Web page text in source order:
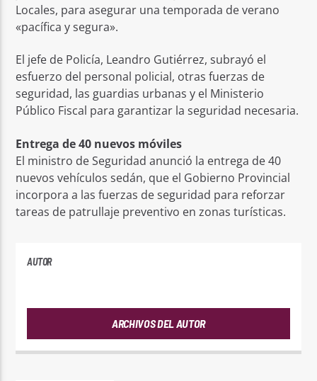
Locales, para asegurar una temporada de verano
«pacífica y segura».
El jefe de Policía, Leandro Gutiérrez, subrayó el
esfuerzo del personal policial, otras fuerzas de
seguridad, las guardias urbanas y el Ministerio
Público Fiscal para garantizar la seguridad necesaria.
Entrega de 40 nuevos móviles
El ministro de Seguridad anunció la entrega de 40
nuevos vehículos sedán, que el Gobierno Provincial
incorpora a las fuerzas de seguridad para reforzar
tareas de patrullaje preventivo en zonas turísticas.
AUTOR
ARCHIVOS DEL AUTOR